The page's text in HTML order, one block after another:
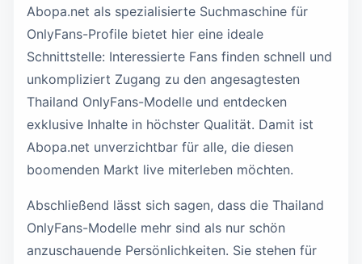
Abopa.net als spezialisierte Suchmaschine für
OnlyFans-Profile bietet hier eine ideale
Schnittstelle: Interessierte Fans finden schnell und
unkompliziert Zugang zu den angesagtesten
Thailand OnlyFans-Modelle und entdecken
exklusive Inhalte in höchster Qualität. Damit ist
Abopa.net unverzichtbar für alle, die diesen
boomenden Markt live miterleben möchten.
Abschließend lässt sich sagen, dass die Thailand
OnlyFans-Modelle mehr sind als nur schön
anzuschauende Persönlichkeiten. Sie stehen für